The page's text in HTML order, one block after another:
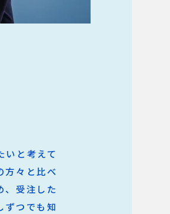
いと考えて
方々と比べ
、受注した
ずつでも知